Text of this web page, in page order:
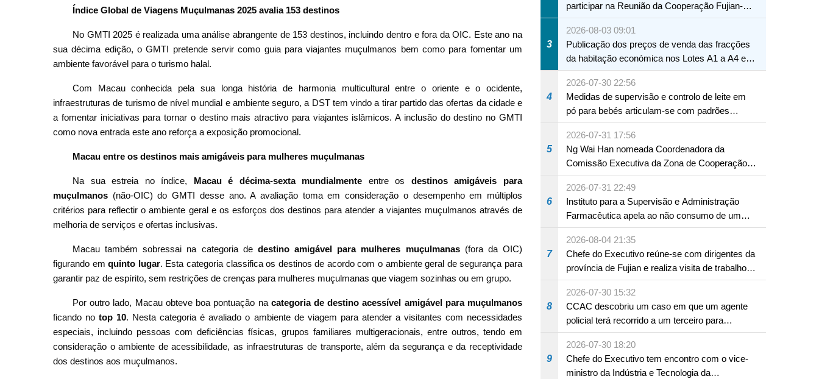
Índice Global de Viagens Muçulmanas 2025 avalia 153 destinos
No GMTI 2025 é realizada uma análise abrangente de 153 destinos, incluindo dentro e fora da OIC. Este ano na
sua décima edição, o GMTI pretende servir como guia para viajantes muçulmanos bem como para fomentar um
ambiente favorável para o turismo halal.
Com Macau conhecida pela sua longa história de harmonia multicultural entre o oriente e o ocidente,
infraestruturas de turismo de nível mundial e ambiente seguro, a DST tem vindo a tirar partido das ofertas da cidade e
a fomentar iniciativas para tornar o destino mais atractivo para viajantes islâmicos. A inclusão do destino no GMTI
como nova entrada este ano reforça a exposição promocional.
Macau entre os destinos mais amigáveis para mulheres muçulmanas
Na sua estreia no índice, Macau é décima-sexta mundialmente entre os destinos amigáveis para
muçulmanos (não-OIC) do GMTI desse ano. A avaliação toma em consideração o desempenho em múltiplos
critérios para reflectir o ambiente geral e os esforços dos destinos para atender a viajantes muçulmanos através de
melhoria de serviços e ofertas inclusivas.
Macau também sobressai na categoria de destino amigável para mulheres muçulmanas(fora da OIC)
figurando emquinto lugar. Esta categoria classifica os destinos de acordo com o ambiente geral de segurança para
garantir paz de espírito, sem restrições de crenças para mulheres muçulmanas que viagem sozinhas ou em grupo.
Por outro lado, Macau obteve boa pontuação na categoria de destino acessível amigável para muçulmanos
ficando notop 10. Nesta categoria é avaliado o ambiente de viagem para atender a visitantes com necessidades
especiais, incluindo pessoas com deficiências físicas, grupos familiares multigeracionais, entre outros, tendo em
consideração o ambiente de acessibilidade, as infraestruturas de transporte, além da segurança e da receptividade
dos destinos aos muçulmanos.
participar na Reunião da Cooperação Fujian-
Macau
3
2026-08-03 09:01
Publicação dos preços de venda das fracções
da habitação económica nos Lotes A1 a A4 e
A12 da Zona A dos Novos Aterros
4
2026-07-30 22:56
Medidas de supervisão e controlo de leite em
pó para bebés articulam-se com padrões
internacionais Serviços interdepartamentais
envidam esforços para assegurar a saúde dos
bebés e crianças, assim como a segurança
alimentar
5
2026-07-31 17:56
Ng Wai Han nomeada Coordenadora da
Comissão Executiva da Zona de Cooperação
Aprofundada entre Guangdong e Macau em
Hengqin
6
2026-07-31 22:49
Instituto para a Supervisão e Administração
Farmacêutica apela ao não consumo de um
produto com substâncias medicamentosas
ocidentais
7
2026-08-04 21:35
Chefe do Executivo reúne-se com dirigentes da
província de Fujian e realiza visita de trabalho
em Fuzhou
8
2026-07-30 15:32
CCAC descobriu um caso em que um agente
policial terá recorrido a um terceiro para
assumir por si a culpa na sequência de uma
infracção rodoviária
9
2026-07-30 18:20
Chefe do Executivo tem encontro com o vice-
ministro da Indústria e Tecnologia da